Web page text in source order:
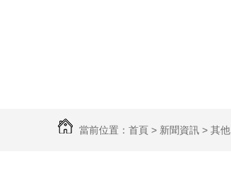
當前位置： 首頁 > 新聞資訊 > 其他